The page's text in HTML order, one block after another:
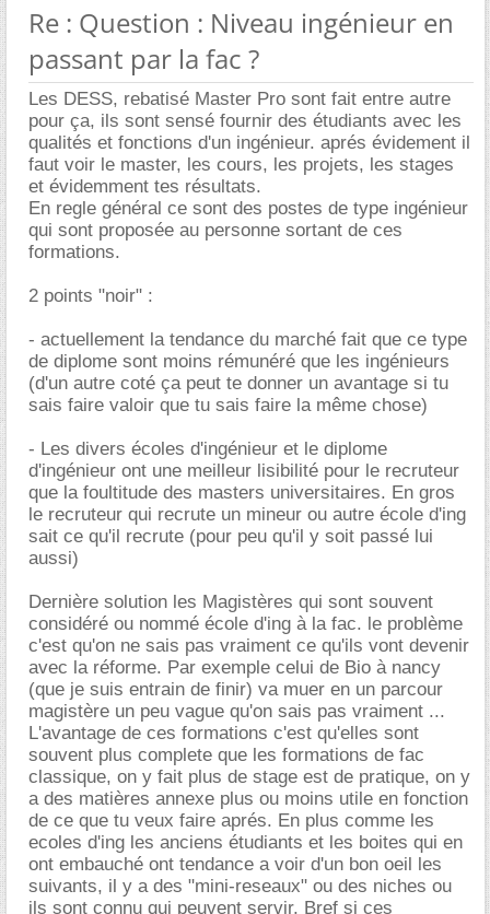
Re : Question : Niveau ingénieur en
passant par la fac ?
Les DESS, rebatisé Master Pro sont fait entre autre
pour ça, ils sont sensé fournir des étudiants avec les
qualités et fonctions d'un ingénieur. aprés évidement il
faut voir le master, les cours, les projets, les stages
et évidemment tes résultats.
En regle général ce sont des postes de type ingénieur
qui sont proposée au personne sortant de ces
formations.
2 points "noir" :
- actuellement la tendance du marché fait que ce type
de diplome sont moins rémunéré que les ingénieurs
(d'un autre coté ça peut te donner un avantage si tu
sais faire valoir que tu sais faire la même chose)
- Les divers écoles d'ingénieur et le diplome
d'ingénieur ont une meilleur lisibilité pour le recruteur
que la foultitude des masters universitaires. En gros
le recruteur qui recrute un mineur ou autre école d'ing
sait ce qu'il recrute (pour peu qu'il y soit passé lui
aussi)
Dernière solution les Magistères qui sont souvent
considéré ou nommé école d'ing à la fac. le problème
c'est qu'on ne sais pas vraiment ce qu'ils vont devenir
avec la réforme. Par exemple celui de Bio à nancy
(que je suis entrain de finir) va muer en un parcour
magistère un peu vague qu'on sais pas vraiment ...
L'avantage de ces formations c'est qu'elles sont
souvent plus complete que les formations de fac
classique, on y fait plus de stage est de pratique, on y
a des matières annexe plus ou moins utile en fonction
de ce que tu veux faire aprés. En plus comme les
ecoles d'ing les anciens étudiants et les boites qui en
ont embauché ont tendance a voir d'un bon oeil les
suivants, il y a des "mini-reseaux" ou des niches ou
ils sont connu qui peuvent servir. Bref si ces